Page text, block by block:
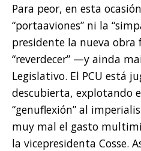
Para peor, en esta
“portaaviones” ni la
presidente la nueva obra
“reverdecer” —y ainda
Legislativo. El PCU está
descubierta, explotando
“genuflexión” al
muy mal el gasto
la vicepresidenta Cosse.